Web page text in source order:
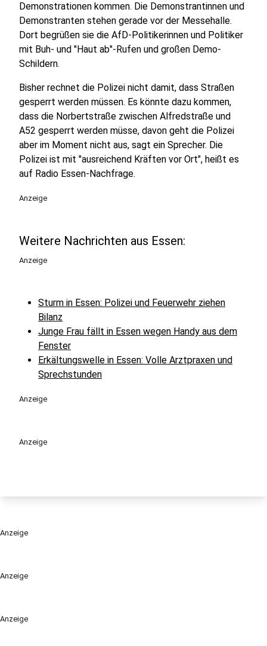
Anzeige
Anzeige
Demonstrationen kommen. Die Demonstrantinnen und
Demonstranten stehen gerade vor der Messehalle.
Dort begrüßen sie die AfD-Politikerinnen und Politiker
mit Buh- und "Haut ab"-Rufen und großen Demo-
Schildern.
Bisher rechnet die Polizei nicht damit, dass Straßen
gesperrt werden müssen. Es könnte dazu kommen,
dass die Norbertstraße zwischen Alfredstraße und
A52 gesperrt werden müsse, davon geht die Polizei
aber im Moment nicht aus, sagt ein Sprecher. Die
Polizei ist mit "ausreichend Kräften vor Ort", heißt es
auf Radio Essen-Nachfrage.
Anzeige
Weitere Nachrichten aus Essen:
Anzeige
Sturm in Essen: Polizei und Feuerwehr ziehen
Bilanz
Junge Frau fällt in Essen wegen Handy aus dem
Fenster
Erkältungswelle in Essen: Volle Arztpraxen und
Sprechstunden
Anzeige
Anzeige
Anzeige